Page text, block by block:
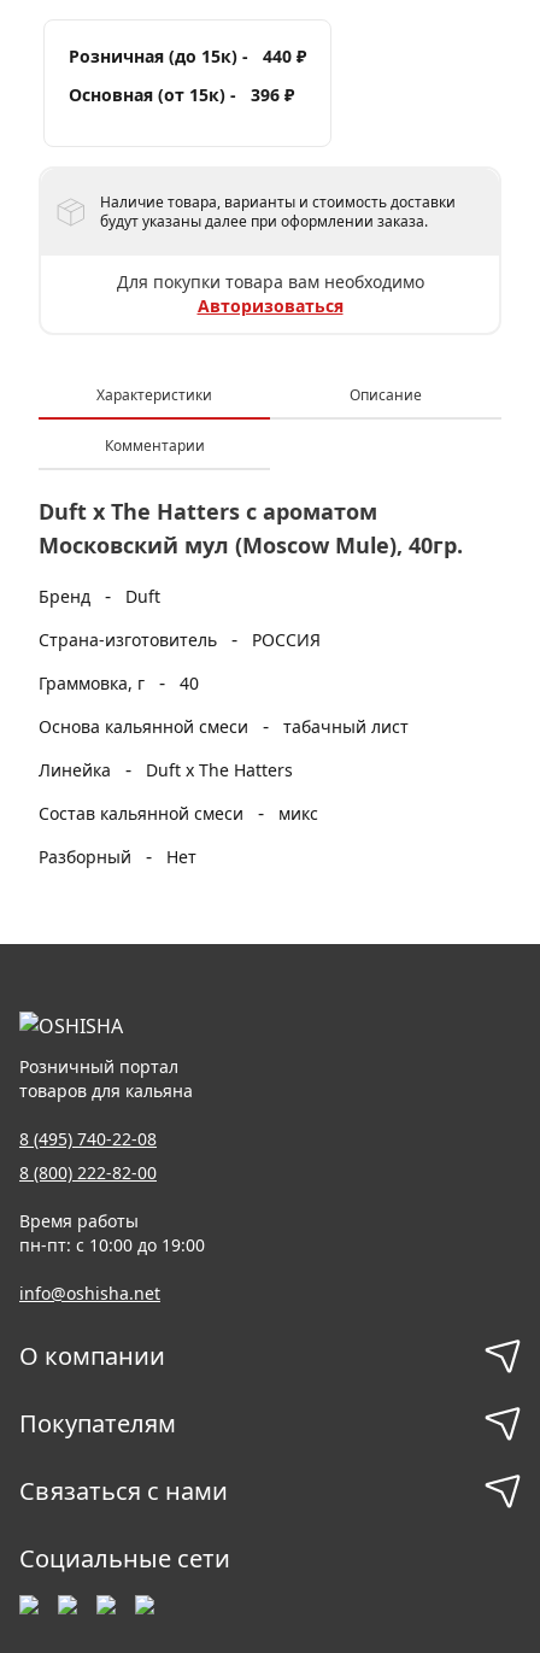
Розничная (до 15к) -
440 ₽
Основная (от 15к) -
396 ₽
Наличие товара, варианты и стоимость доставки
будут указаны далее при оформлении заказа.
Для покупки товара вам необходимо
Авторизоваться
Характеристики Описание
Комментарии
Duft x The Hatters с ароматом
Московский мул (Moscow Mule), 40гр.
Бренд -
Duft
Страна-изготовитель
-
РОССИЯ
Граммовка, г
- 40
Основа кальянной смеси
- табачный лист
Линейка
-
Duft x The Hatters
Состав кальянной смеси
-
микс
Разборный
- Нет
Розничный портал
товаров для кальяна
8 (495) 740-22-08
8 (800) 222-82-00
Время работы
пн-пт: с 10:00 до 19:00
info@oshisha.net
О компании
Покупателям
Связаться с нами
Социальные сети